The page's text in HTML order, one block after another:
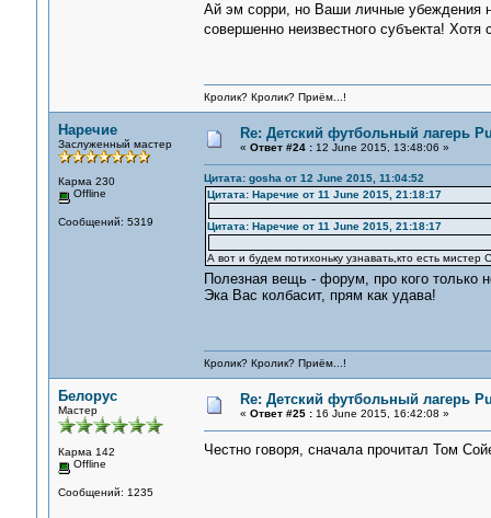
Ай эм сорри, но Ваши личные убеждения
совершенно неизвестного субъекта!
Кролик? Кролик? Приём...!
Наречие
Заслуженный мастер
Карма 230
Offline
Сообщений: 5319
Re: Детский футбольный лагерь
« Ответ #24 :12 June 2015, 13:48:06 »
Цитата: gosha от 12 June 2015, 11:04:52
Цитата: Наречие от 11 June 2015, 21:18:17
Цитата: Наречие от 11 June 2015, 21:18:17
А вот и будем потихоньку узнавать,кто есть мистер
Полезная вещь - форум, про кого только
Эка Вас колбасит, прям как удава!
Кролик? Кролик? Приём...!
Белорус
Мастер
Карма 142
Offline
Сообщений: 1235
Re: Детский футбольный лагерь
« Ответ #25 :16 June 2015, 16:42:08 »
Честно говоря, сначала прочитал Том